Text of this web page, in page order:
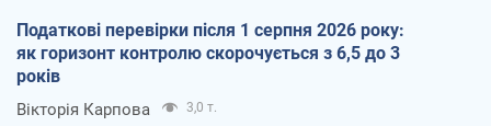
Податкові перевірки після 1 серпня 2026 року:
як горизонт контролю скорочується з 6,5 до 3
років
Вікторія Карпова 3,0 т.